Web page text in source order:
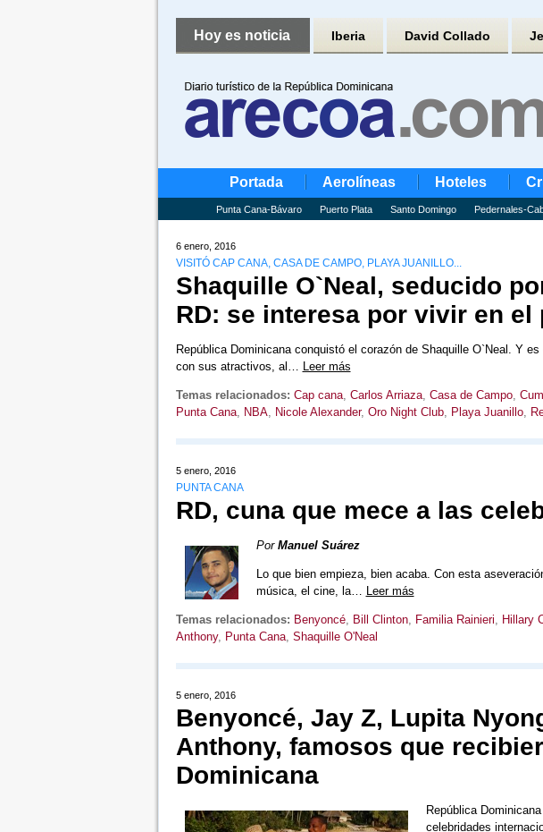
Hoy es noticia Iberia David Collado
Portada Aerolíneas Hoteles
Punta Cana-Bávaro Puerto Plata Santo Domingo Pedernales-
6 enero, 2016
VISITÓ CAP CANA, CASA DE CAMPO, PLAYA JUANILLO...
Shaquille O`Neal, seducido
RD: se interesa por vivir en el
República Dominicana conquistó el corazón de Shaquille O`Neal. Y
con sus atractivos, al… Leer más
Temas relacionados: Cap cana, Carlos Arriaza, Casa de Campo,
Punta Cana, NBA, Nicole Alexander, Oro Night Club, Playa Juanillo,
5 enero, 2016
PUNTA CANA
RD, cuna que mece a las
Por Manuel Suárez
Lo que bien empieza, bien acaba. Con esta
música, el cine, la… Leer más
Temas relacionados: Benyoncé, Bill Clinton, Familia Rainieri, Hillary
Anthony, Punta Cana, Shaquille O'Neal
5 enero, 2016
Benyoncé, Jay Z, Lupita
Anthony, famosos que
Dominicana
República
celebridades